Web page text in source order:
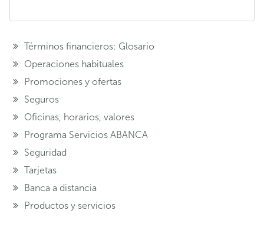
Términos financieros: Glosario
Operaciones habituales
Promociones y ofertas
Seguros
Oficinas, horarios, valores
Programa Servicios ABANCA
Seguridad
Tarjetas
Banca a distancia
Productos y servicios